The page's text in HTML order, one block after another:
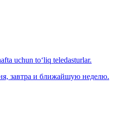
uchun to‘liq teledasturlar.
завтра и ближайшую неделю.